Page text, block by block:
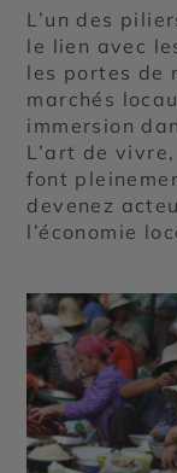
L’un des
le lien avec
les portes de
marchés
immersion
L’art de
font
devenez
l’économie